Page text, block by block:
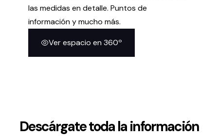
las medidas en detalle. Puntos de
información y mucho más.
Ver espacio en 360º
Descárgate toda la información